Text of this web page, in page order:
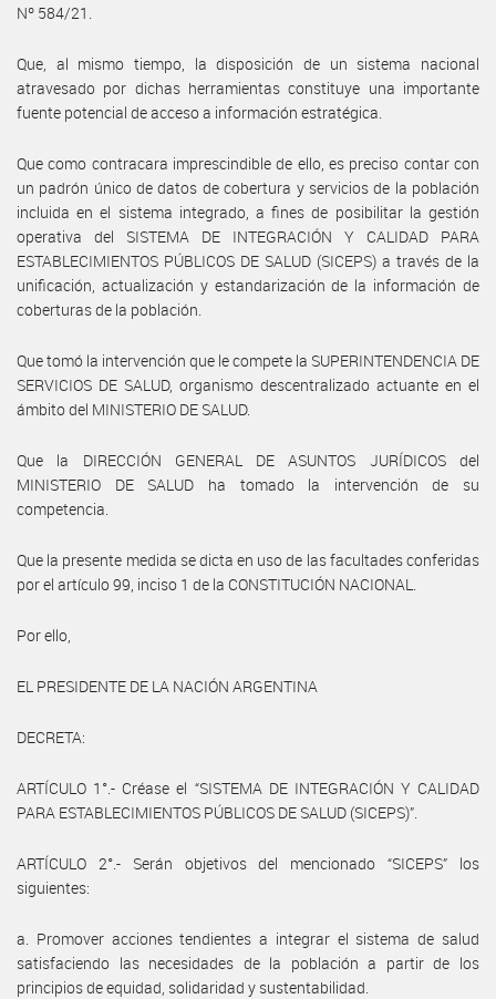
Nº 584/21.
Que, al mismo tiempo, la disposición de un sistema nacional
atravesado por dichas herramientas constituye una importante
fuente potencial de acceso a información estratégica.
Que como contracara imprescindible de ello, es preciso contar con
un padrón único de datos de cobertura y servicios de la población
incluida en el sistema integrado, a fines de posibilitar la gestión
operativa del SISTEMA DE INTEGRACIÓN Y CALIDAD PARA
ESTABLECIMIENTOS PÚBLICOS DE SALUD (SICEPS) a través de la
unificación, actualización y estandarización de la información de
coberturas de la población.
Que tomó la intervención que le compete la SUPERINTENDENCIA DE
SERVICIOS DE SALUD, organismo descentralizado actuante en el
ámbito del MINISTERIO DE SALUD.
Que la DIRECCIÓN GENERAL DE ASUNTOS JURÍDICOS del
MINISTERIO DE SALUD ha tomado la intervención de su
competencia.
Que la presente medida se dicta en uso de las facultades conferidas
por el artículo 99, inciso 1 de la CONSTITUCIÓN NACIONAL.
Por ello,
EL PRESIDENTE DE LA NACIÓN ARGENTINA
DECRETA:
ARTÍCULO 1°.- Créase el “SISTEMA DE INTEGRACIÓN Y CALIDAD
PARA ESTABLECIMIENTOS PÚBLICOS DE SALUD (SICEPS)”.
ARTÍCULO 2°.- Serán objetivos del mencionado “SICEPS” los
siguientes:
a. Promover acciones tendientes a integrar el sistema de salud
satisfaciendo las necesidades de la población a partir de los
principios de equidad, solidaridad y sustentabilidad.